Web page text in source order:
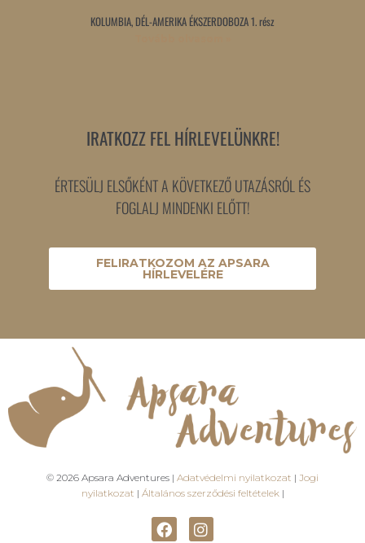
KOLUMBIA, DÉL-AMERIKA ÉKSZERDOBOZA 1. rész
IRATKOZZ FEL HÍRLEVELÜNKRE!
ÉRTESÜLJ ELSŐKÉNT A KÖVETKEZŐ UTAZÁSRÓL ÉS
FOGLALJ MINDENKI ELŐTT!
FELIRATKOZOM AZ APSARA
HÍRLEVELÉRE
© 2026 Apsara Adventures | Adatvédelmi nyilatkozat | Jogi
nyilatkozat | Általános szerződési feltételek |